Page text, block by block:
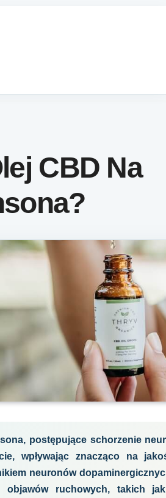
CBD Na
postępujące schorzenie
wpływając znacząco na
neuronów
objawów ruchowych, takich